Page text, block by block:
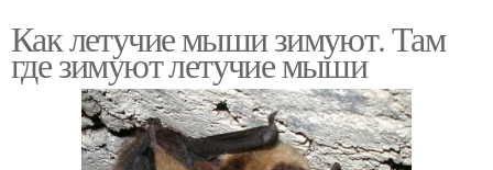
Как летучие мыши зимуют. Там
где зимуют летучие мыши